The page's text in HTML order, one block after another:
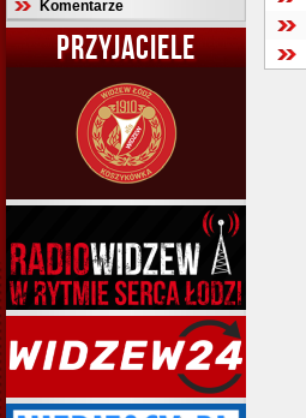
Komentarze
PRZYJACIELE